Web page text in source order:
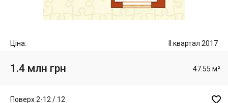
Ціна: II квартал 2017
1.4 млн грн 47.55 м²
Поверх 2-12 / 12 